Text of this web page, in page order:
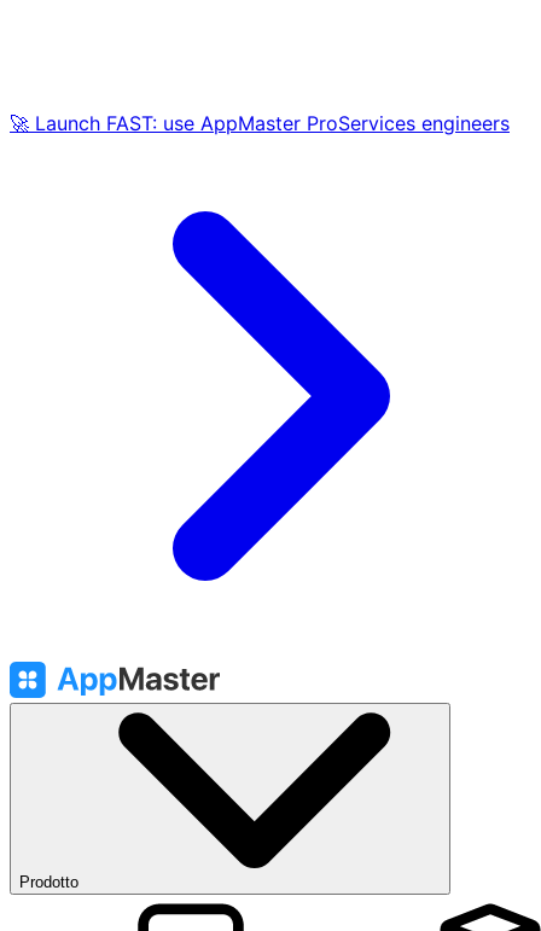
🚀 Launch FAST: use AppMaster ProServices engineers
Prodotto